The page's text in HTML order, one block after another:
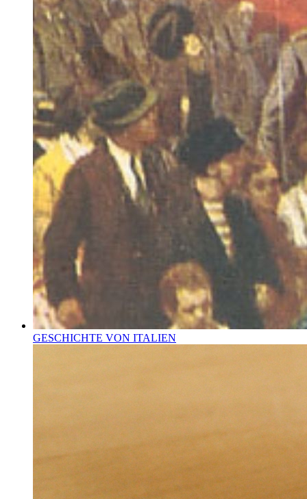
GESCHICHTE VON ITALIEN